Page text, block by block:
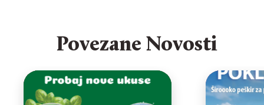
Povezane Novosti